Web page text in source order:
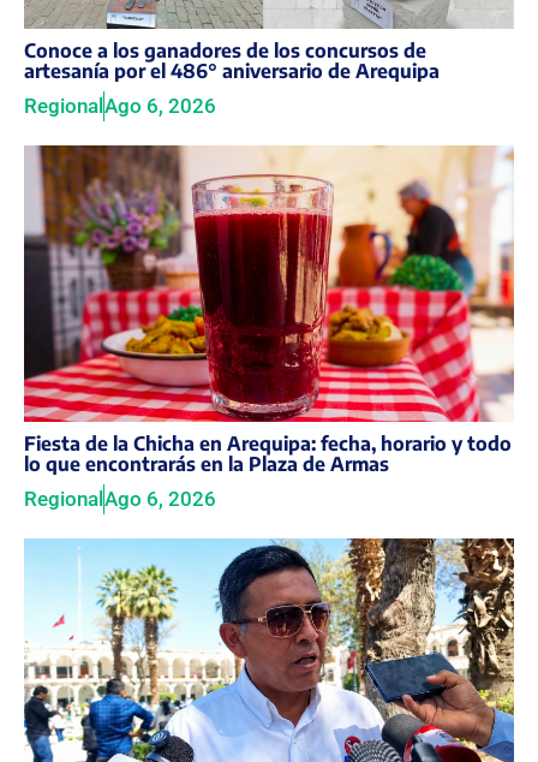
Conoce a los ganadores de los concursos de
artesanía por el 486° aniversario de Arequipa
Regional Ago 6, 2026
Fiesta de la Chicha en Arequipa: fecha, horario y todo
lo que encontrarás en la Plaza de Armas
RegionalAgo 6, 2026